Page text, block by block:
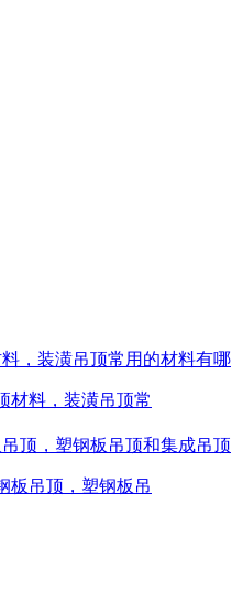
材料，装潢吊顶常
板吊顶，塑钢板吊